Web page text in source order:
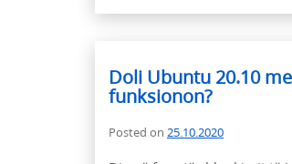
Doli Ubuntu 20.10
funksionon?
Posted on 25.10.2020